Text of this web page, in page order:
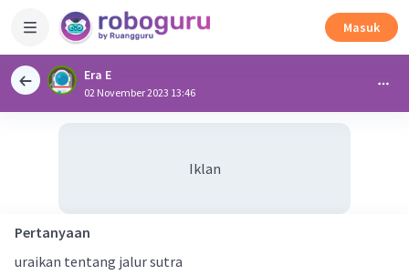
Masuk
Era E
02 November 2023 13:46
Iklan
Pertanyaan
uraikan tentang jalur sutra